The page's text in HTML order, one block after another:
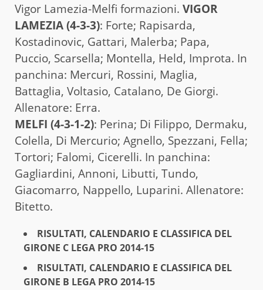
Vigor Lamezia-Melfi formazioni. VIGOR
LAMEZIA (4-3-3): Forte; Rapisarda,
Kostadinovic, Gattari, Malerba; Papa,
Puccio, Scarsella; Montella, Held, Improta. In
panchina: Mercuri, Rossini, Maglia,
Battaglia, Voltasio, Catalano, De Giorgi.
Allenatore: Erra.
MELFI (4-3-1-2): Perina; Di Filippo, Dermaku,
Colella, Di Mercurio; Agnello, Spezzani, Fella;
Tortori; Falomi, Cicerelli. In panchina:
Gagliardini, Annoni, Libutti, Tundo,
Giacomarro, Nappello, Luparini. Allenatore:
Bitetto.
RISULTATI, CALENDARIO E CLASSIFICA DEL
GIRONE C LEGA PRO 2014-15
RISULTATI, CALENDARIO E CLASSIFICA DEL
GIRONE B LEGA PRO 2014-15